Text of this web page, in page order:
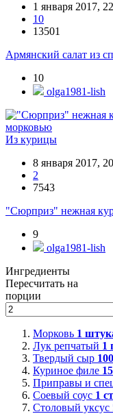
1 января 2017,
10
13501
Армянский салат из
10
olga1981-lish
Из курицы
8 января 2017,
2
7543
"Сюрприз" нежная
9
olga1981-lish
Ингредиенты
Пересчитать на
порции
Морковь 1
Лук репчатый 1
Твердый сыр 100
Куриное филе
Приправы и
Соевый соус 1
Столовый уксус